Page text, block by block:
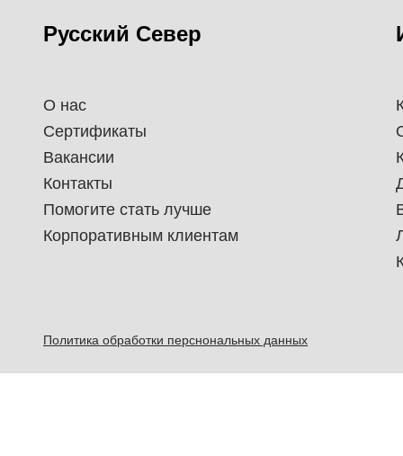
Русский Север
О нас
Сертификаты
Вакансии
Контакты
Помогите стать лучше
Корпоративным клиентам
Политика обработки перснональных данных